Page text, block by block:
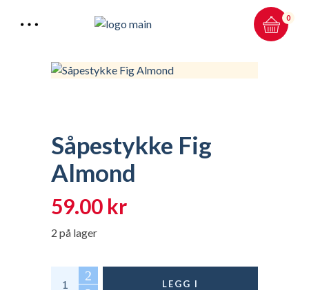
0
Total:
HANDLEKURV & KASSE
Såpestykke Fig
Almond
59.00 kr
2 på lager
Såpestykke Fig Almond quantity
LEGG I